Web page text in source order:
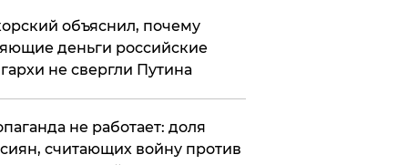
объяснил, почему
деньги российские
не свергли Путина
не работает: доля
считающих войну против